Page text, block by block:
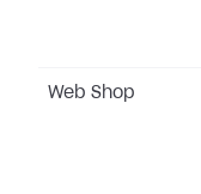
Web Shop